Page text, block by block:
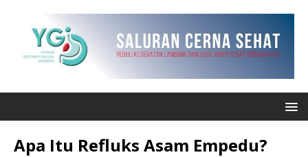
Apa Itu Refluks Asam Empedu?